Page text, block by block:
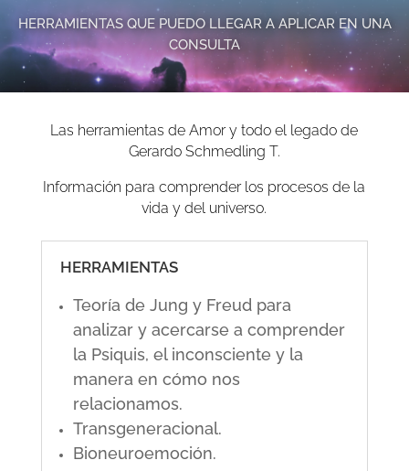
HERRAMIENTAS QUE PUEDO LLEGAR A APLICAR EN UNA
CONSULTA
Las herramientas de Amor y todo el legado de
Gerardo Schmedling T.
Información para comprender los procesos de la
vida y del universo.
HERRAMIENTAS
Teoría de Jung y Freud para
analizar y acercarse a comprender
la Psiquis, el inconsciente y la
manera en cómo nos
relacionamos.
Transgeneracional.
Bioneuroemoción.